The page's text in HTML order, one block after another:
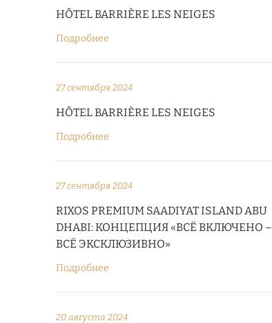
HÔTEL BARRIÈRE LES NEIGES
Подробнее
27 сентября 2024
HÔTEL BARRIÈRE LES NEIGES
Подробнее
27 сентября 2024
RIXOS PREMIUM SAADIYAT ISLAND ABU
DHABI: КОНЦЕПЦИЯ «ВСЁ ВКЛЮЧЕНО –
ВСЁ ЭКСКЛЮЗИВНО»
Подробнее
20 августа 2024